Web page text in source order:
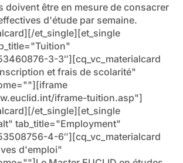
doivent être en mesure de consacrer
d'étude par semaine.
et_single][et_single
3-3″][cq_vc_materialcard
et frais de scolarité"
iframe-tuition.asp"]
et_single][et_single
tab_title="Employment"
4-6″][cq_vc_materialcard
d'emploi"